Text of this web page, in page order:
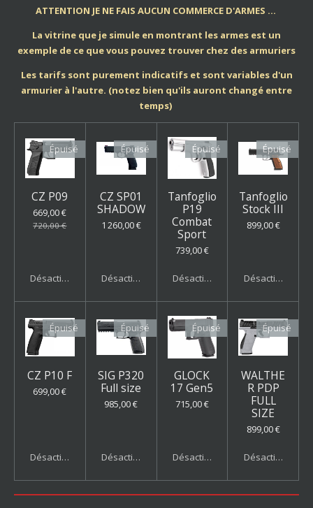
ATTENTION JE NE FAIS AUCUN COMMERCE D'ARMES ...
La vitrine que je simule en montrant les armes est un
exemple de ce que vous pouvez trouver chez des armuriers
Les tarifs sont purement indicatifs et sont variables d'un
armurier à l'autre. (notez bien qu'ils auront changé entre
temps)
Épuisé
CZ P09
669,00 €
720,00 €
Désactivé
Épuisé
CZ SP01
SHADOW
1 260,00 €
Désactivé
Épuisé
Tanfoglio
P19
Combat
Sport
739,00 €
Désactivé
Épuisé
Tanfoglio
Stock III
899,00 €
Désactivé
Épuisé
CZ P10 F
699,00 €
Désactivé
Épuisé
SIG P320
Full size
985,00 €
Désactivé
Épuisé
GLOCK
17 Gen5
715,00 €
Désactivé
Épuisé
WALTHE
R PDP
FULL
SIZE
899,00 €
Désactivé